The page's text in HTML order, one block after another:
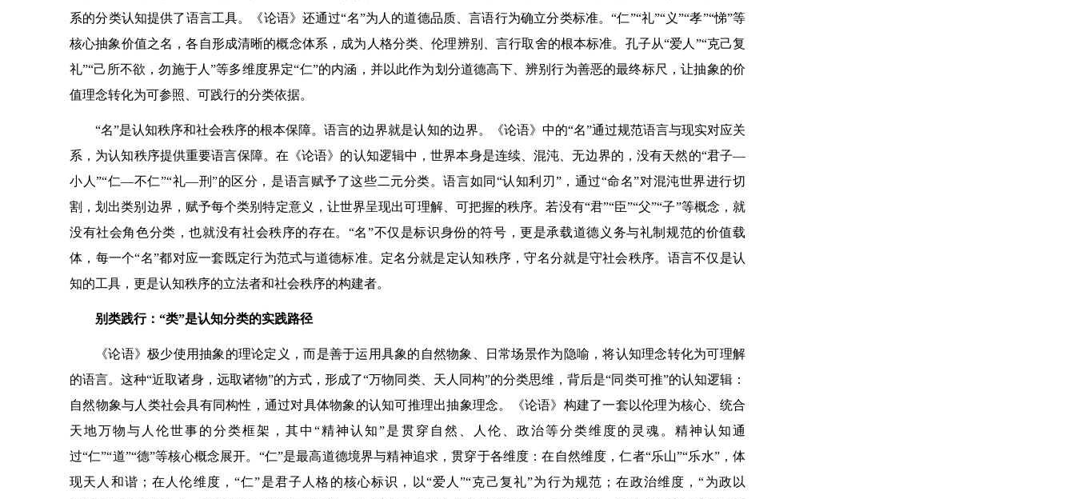
系的分类认知提供了语言工具。《论语》还通过“名”为人的道德品质、言语行为确立分类标准。“仁”“礼”“义”“孝”“悌”等
核心抽象价值之名，各自形成清晰的概念体系，成为人格分类、伦理辨别、言行取舍的根本标准。孔子从“爱人”“克己复
礼”“己所不欲，勿施于人”等多维度界定“仁”的内涵，并以此作为划分道德高下、辨别行为善恶的最终标尺，让抽象的价
值理念转化为可参照、可践行的分类依据。
“名”是认知秩序和社会秩序的根本保障。语言的边界就是认知的边界。《论语》中的“名”通过规范语言与现实对应关
系，为认知秩序提供重要语言保障。在《论语》的认知逻辑中，世界本身是连续、混沌、无边界的，没有天然的“君子—
小人”“仁—不仁”“礼—刑”的区分，是语言赋予了这些二元分类。语言如同“认知利刃”，通过“命名”对混沌世界进行切
割，划出类别边界，赋予每个类别特定意义，让世界呈现出可理解、可把握的秩序。若没有“君”“臣”“父”“子”等概念，就
没有社会角色分类，也就没有社会秩序的存在。“名”不仅是标识身份的符号，更是承载道德义务与礼制规范的价值载
体，每一个“名”都对应一套既定行为范式与道德标准。定名分就是定认知秩序，守名分就是守社会秩序。语言不仅是认
知的工具，更是认知秩序的立法者和社会秩序的构建者。
别类践行：“类”是认知分类的实践路径
《论语》极少使用抽象的理论定义，而是善于运用具象的自然物象、日常场景作为隐喻，将认知理念转化为可理解
的语言。这种“近取诸身，远取诸物”的方式，形成了“万物同类、天人同构”的分类思维，背后是“同类可推”的认知逻辑：
自然物象与人类社会具有同构性，通过对具体物象的认知可推理出抽象理念。《论语》构建了一套以伦理为核心、统合
天地万物与人伦世事的分类框架，其中“精神认知”是贯穿自然、人伦、政治等分类维度的灵魂。精神认知通
过“仁”“道”“德”等核心概念展开。“仁”是最高道德境界与精神追求，贯穿于各维度：在自然维度，仁者“乐山”“乐水”，体
现天人和谐；在人伦维度，“仁”是君子人格的核心标识，以“爱人”“克己复礼”为行为规范；在政治维度，“为政以